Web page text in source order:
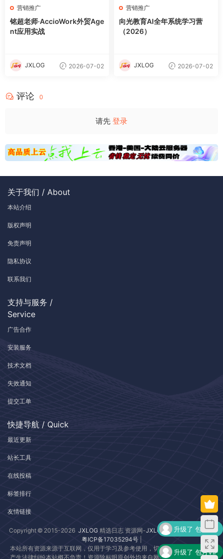
营销推广
铭超老师·AccioWork外贸Age
nt应用实战
JXLOG 2026-07-02
营销推广
向光教育AI全年系统学习营
（2026）
JXLOG 2026-07-02
评论 0
请先 登录
关于我们 / About
本站介绍
版权声明
免责声明
隐私协议
联系我们
支持与服务 /
Service
广告合作
安装服务
技术文档
失效通知
提交工单
快捷导航 / Quick
最近更新
站长工具
在线投稿
标签排行
友情链接
Copyright © 2015-2026 JXLOG 精选日志 资源网-JXLOG.COM| 版权所有 |
粤ICP备17035294号|
本站所有资源来源于互联网，仅用于学习及参考使用，切勿用于商业用途，如
产生法律纠纷本站概不负责！资源除标明原创外均来自网络转载，版权归原作
升级了 包月VIP
升级了 包月VIP